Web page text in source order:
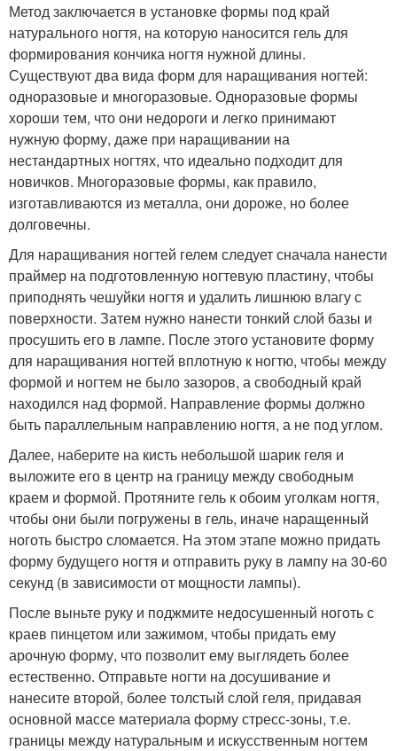
Метод заключается в установке формы под край
натурального ногтя, на которую наносится гель для
формирования кончика ногтя нужной длины.
Существуют два вида форм для наращивания ногтей:
одноразовые и многоразовые. Одноразовые формы
хороши тем, что они недороги и легко принимают
нужную форму, даже при наращивании на
нестандартных ногтях, что идеально подходит для
новичков. Многоразовые формы, как правило,
изготавливаются из металла, они дороже, но более
долговечны.
Для наращивания ногтей гелем следует сначала нанести
праймер на подготовленную ногтевую пластину, чтобы
приподнять чешуйки ногтя и удалить лишнюю влагу с
поверхности. Затем нужно нанести тонкий слой базы и
просушить его в лампе. После этого установите форму
для наращивания ногтей вплотную к ногтю, чтобы между
формой и ногтем не было зазоров, а свободный край
находился над формой. Направление формы должно
быть параллельным направлению ногтя, а не под углом.
Далее, наберите на кисть небольшой шарик геля и
выложите его в центр на границу между свободным
краем и формой. Протяните гель к обоим уголкам ногтя,
чтобы они были погружены в гель, иначе наращенный
ноготь быстро сломается. На этом этапе можно придать
форму будущего ногтя и отправить руку в лампу на 30-60
секунд (в зависимости от мощности лампы).
После выньте руку и поджмите недосушенный ноготь с
краев пинцетом или зажимом, чтобы придать ему
арочную форму, что позволит ему выглядеть более
естественно. Отправьте ногти на досушивание и
нанесите второй, более толстый слой геля, придавая
основной массе материала форму стресс-зоны, т.е.
границы между натуральным и искусственным ногтем